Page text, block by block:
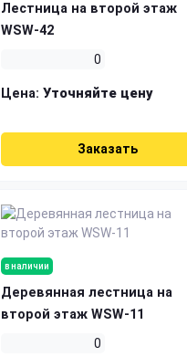
Лестница на второй этаж
WSW-42
0
Цена: Уточняйте цену
Заказать
в наличии
Деревянная лестница на
второй этаж WSW-11
0